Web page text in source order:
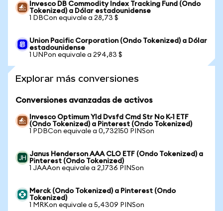
Invesco DB Commodity Index Tracking Fund (Ondo
Tokenized) a Dólar estadounidense
1 DBCon equivale a 28,73 $
Union Pacific Corporation (Ondo Tokenized) a Dólar
estadounidense
1 UNPon equivale a 294,83 $
Explorar más conversiones
Conversiones avanzadas de activos
Invesco Optimum Yld Dvsfd Cmd Str No K-1 ETF
(Ondo Tokenized) a Pinterest (Ondo Tokenized)
1 PDBCon equivale a 0,732150 PINSon
Janus Henderson AAA CLO ETF (Ondo Tokenized) a
Pinterest (Ondo Tokenized)
1 JAAAon equivale a 2,1736 PINSon
Merck (Ondo Tokenized) a Pinterest (Ondo
Tokenized)
1 MRKon equivale a 5,4309 PINSon